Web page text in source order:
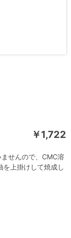
￥1,722
せんので、CMC溶
を上掛けして焼成し